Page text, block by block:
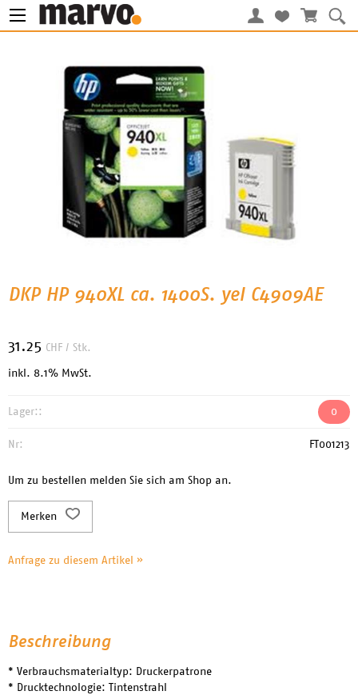
DKP HP 940XL ca. 1400S. yel C4909AE
31.25 CHF / Stk.
inkl. 8.1% MwSt.
Lager:: 0
Nr: FT001213
Um zu bestellen melden Sie sich am Shop an.
Merken
Anfrage zu diesem Artikel »
Beschreibung
* Verbrauchsmaterialtyp: Druckerpatrone
* Drucktechnologie: Tintenstrahl